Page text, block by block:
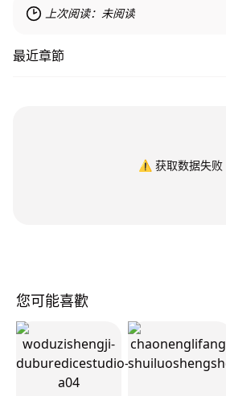
上次阅读： 未阅读
最近章節
⚠️ 获取数据失败
您可能喜歡